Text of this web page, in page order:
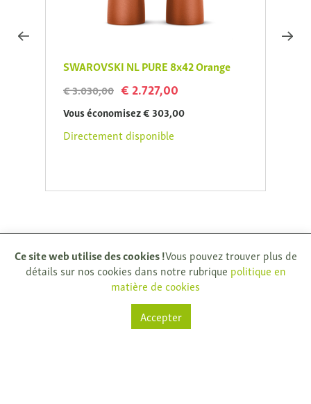
SWAROVSKI NL PURE 8x42 Orange
€ 3.030,00 € 2.727,00
Vous économisez € 303,00
Directement disponible
Natuurkijkers
Rijksweg 32
Ce site web utilise des cookies !Vous pouvez trouver plus de
détails sur nos cookies dans notre rubrique politique en
matière de cookies
Accepter